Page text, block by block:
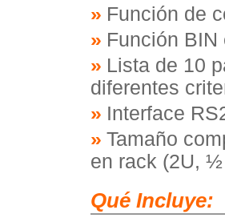
Función de
Función
Lista de 10
diferentes
Interface
Tamaño
en rack (2U,
Qué Incluye: